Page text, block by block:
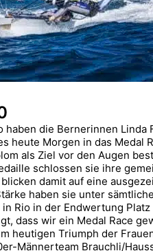
die Bernerinnen
heute Morgen in das
als Ziel vor den Augen
schlossen sie ihre
damit auf eine
haben sie unter
Rio in der Endwertung
dass wir ein Medal Race
heutigen Triumph der
Männerteam Brauchli/